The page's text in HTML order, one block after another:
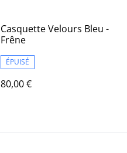
Casquette Velours Bleu -
Frêne
ÉPUISÉ
80,00 €